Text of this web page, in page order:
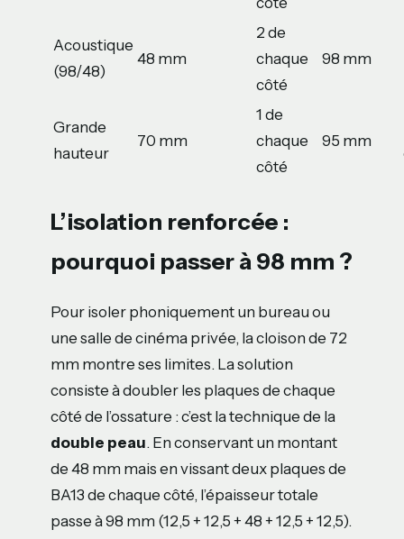
Acoustique
(98/48)
48 mm
2 de
chaque
côté
98 mm
Grande
hauteur
70 mm
1 de
chaque
côté
95 mm
L’isolation renforcée :
pourquoi passer à 98 mm ?
Pour isoler phoniquement un bureau ou
une salle de cinéma privée, la cloison de 72
mm montre ses limites. La solution
consiste à doubler les plaques de chaque
côté de l’ossature : c’est la technique de la
double peau. En conservant un montant
de 48 mm mais en vissant deux plaques de
BA13 de chaque côté, l’épaisseur totale
passe à 98 mm (12,5 + 12,5 + 48 + 12,5 + 12,5).